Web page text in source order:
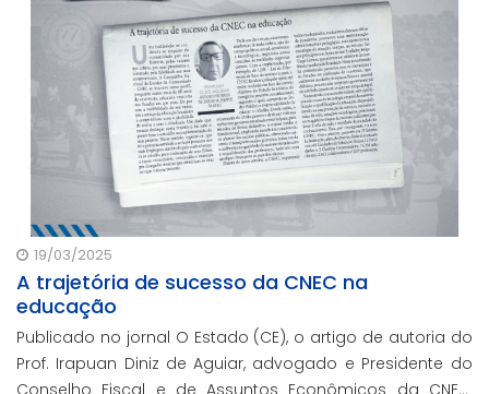
19/03/2025
A trajetória de sucesso da CNEC na
educação
Publicado no jornal O Estado (CE), o artigo de autoria do
Prof. Irapuan Diniz de Aguiar, advogado e Presidente do